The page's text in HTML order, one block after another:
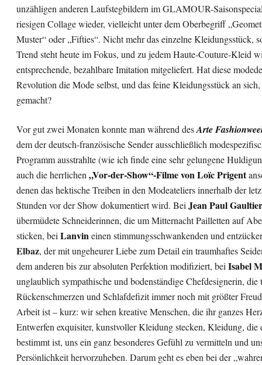
unzähligen anderen Laufstegbildern im GLAMOUR-
riesigen Collage wieder, vielleicht unter dem Oberbegriff
Muster“ oder „Fifties“. Nicht mehr das einzelne Kleidungsstück,
Trend steht heute im Fokus, und zu jedem Haute-Couture-Kleid
entsprechende, bezahlbare Imitation mitgeliefert. Hat diese
Revolution die Mode selbst, und das feine Kleidungsstück an
gemacht?
Vor gut zwei Monaten konnte man während desArte
dem der deutsch-französische Sender ausschließlich
Programm ausstrahlte (wie ich finde eine sehr gelungene
auch die herrlichen „Vor-der-Show“-Filme von Loïc Prigent
denen das hektische Treiben in den Modeateliers innerhalb der
Stunden vor der Show dokumentiert wird. Bei Jean Paul Gaultier
übermüdete Schneiderinnen, die um Mitternacht Pailletten auf
sticken, bei Lanvin einen stimmungsschwankenden und
Elbaz, der mit ungeheurer Liebe zum Detail ein traumhaftes
dem anderen bis zur absoluten Perfektion modifiziert, bei Isabel
unglaublich sympathische und bodenständige Chefdesignerin, die
Rückenschmerzen und Schlafdefizit immer noch mit größter
Arbeit ist – kurz: wir sehen kreative Menschen, die ihr ganzes
Entwerfen exquisiter, kunstvoller Kleidung stecken, Kleidung, die
bestimmt ist, uns ein ganz besonderes Gefühl zu vermitteln und
Persönlichkeit hervorzuheben. Darum geht es eben bei der